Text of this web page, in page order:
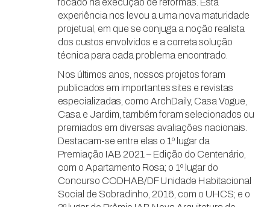
experiência nos levou a uma nova maturidade
projetual, em que se conjuga a noção realista
dos custos envolvidos e a correta solução
técnica para cada problema encontrado.
Nos últimos anos, nossos projetos foram
publicados em importantes sites e revistas
especializadas, como ArchDaily, Casa Vogue,
Casa e Jardim, também foram selecionados ou
premiados em diversas avaliações nacionais.
Destacam-se entre elas o 1º lugar da
Premiação IAB 2021 – Edição do Centenário,
com o Apartamento Rosa; o 1º lugar do
Concurso CODHAB/DF Unidade Habitacional
Social de Sobradinho, 2016, com o UHCS; e o